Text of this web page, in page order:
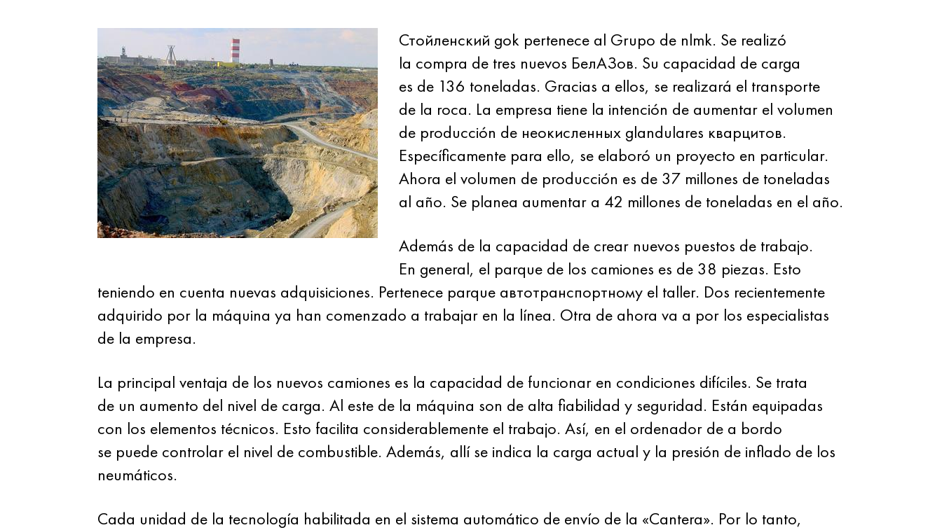
Стойленский gok pertenece al Grupo de nlmk. Se realizó
la compra de tres nuevos БелАЗов. Su capacidad de carga
es de 136 toneladas. Gracias a ellos, se realizará el transporte
de la roca. La empresa tiene la intención de aumentar el volumen
de producción de неокисленных glandulares кварцитов.
Específicamente para ello, se elaboró un proyecto en particular.
Ahora el volumen de producción es de 37 millones de toneladas
al año. Se planea aumentar a 42 millones de toneladas en el año.
Además de la capacidad de crear nuevos puestos de trabajo.
En general, el parque de los camiones es de 38 piezas. Esto
teniendo en cuenta nuevas adquisiciones. Pertenece parque автотранспортному el taller. Dos recientemente
adquirido por la máquina ya han comenzado a trabajar en la línea. Otra de ahora va a por los especialistas
de la empresa.
La principal ventaja de los nuevos camiones es la capacidad de funcionar en condiciones difíciles. Se trata
de un aumento del nivel de carga. Al este de la máquina son de alta fiabilidad y seguridad. Están equipadas
con los elementos técnicos. Esto facilita considerablemente el trabajo. Así, en el ordenador de a bordo
se puede controlar el nivel de combustible. Además, allí se indica la carga actual y la presión de inflado de los
neumáticos.
Cada unidad de la tecnología habilitada en el sistema automático de envío de la «Cantera». Por lo tanto,